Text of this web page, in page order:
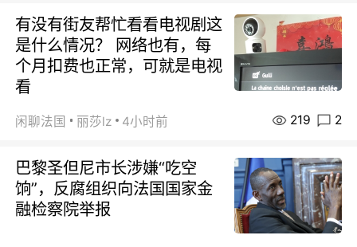
有没有街友帮忙看看电视剧这
是什么情况？ 网络也有，每
个月扣费也正常，可就是电视
看
闲聊法国 丽莎lz 4小时前 219 2
巴黎圣但尼市长涉嫌“吃空
饷”，反腐组织向法国国家金
融检察院举报